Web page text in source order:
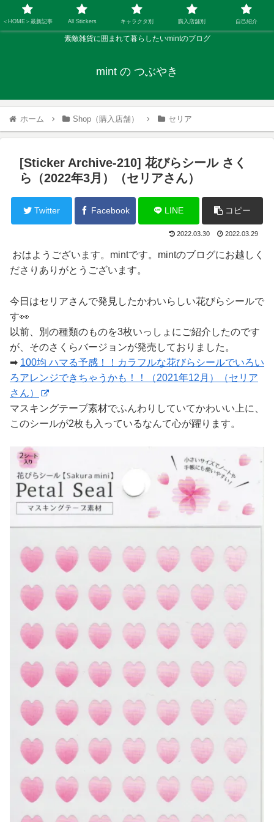
素敵雑貨に囲まれて暮らしたいmintのブログ
mint の つぶやき
ホーム Shop（購入店舗） セリア
[Sticker Archive-210] 花びらシール さく
ら（2022年3月）（セリアさん）
Twitter Facebook LINE コピー
2022.03.30 2022.03.29
おはようございます。mintです。mintのブログにお越しく
ださりありがとうございます。
今日はセリアさんで発見したかわいらしい花びらシールで
す👀
以前、別の種類のものを3枚いっしょにご紹介したのです
が、そのさくらバージョンが発売しておりました。
➡ 100均 ハマる予感！！カラフルな花びらシールでいろい
ろアレンジできちゃうかも！！（2021年12月）（セリア
さん）
マスキングテープ素材でふんわりしていてかわいい上に、
このシールが2枚も入っているなんて心が躍ります。
＜HOME＞最新記事 All Stickers キャラクタ別 購入店舗別 自己紹介